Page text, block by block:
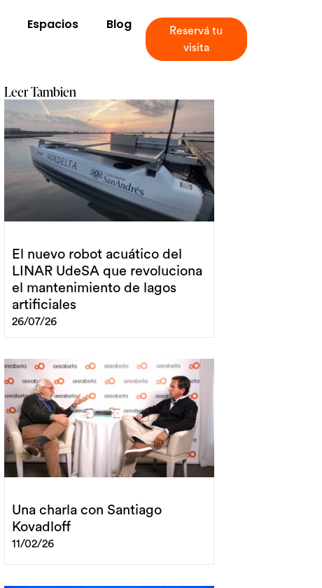
Espacios Blog
Reservá tu
visita
Leer Tambien
El nuevo robot acuático del
LINAR UdeSA que revoluciona
el mantenimiento de lagos
artificiales
26/07/26
Una charla con Santiago
Kovadloff
11/02/26